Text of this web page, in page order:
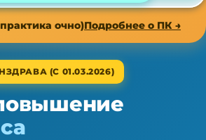
очно)Подробнее о ПК →
(С 01.03.2026)